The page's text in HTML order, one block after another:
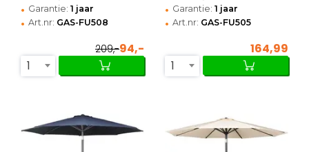
• Garantie: 1 jaar
• Art.nr: GAS-FU508
209,-94,-
1
• Garantie: 1 jaar
• Art.nr: GAS-FU505
164,99
1